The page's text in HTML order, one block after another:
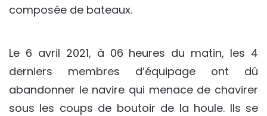
composée de bateaux.
Le 6 avril 2021, à 06 heures du matin, les 4
derniers membres d’équipage ont dû
abandonner le navire qui menace de chavirer
sous les coups de boutoir de la houle. Ils se